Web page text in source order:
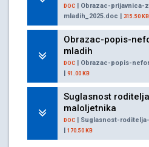
DOC | Obrazac-prijavnica-
mladih_2025.doc | 315.50 KB
Obrazac-popis-
mladih
DOC | Obrazac-popis-
| 91.00 KB
Suglasnost
maloljetnika
DOC | Suglasnost-
| 170.50 KB